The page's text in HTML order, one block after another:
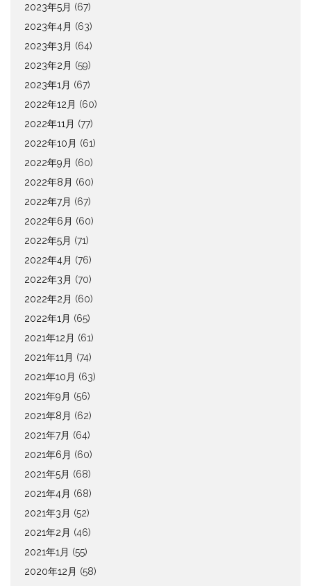
2023年5月 (67)
2023年4月 (63)
2023年3月 (64)
2023年2月 (59)
2023年1月 (67)
2022年12月 (60)
2022年11月 (77)
2022年10月 (61)
2022年9月 (60)
2022年8月 (60)
2022年7月 (67)
2022年6月 (60)
2022年5月 (71)
2022年4月 (76)
2022年3月 (70)
2022年2月 (60)
2022年1月 (65)
2021年12月 (61)
2021年11月 (74)
2021年10月 (63)
2021年9月 (56)
2021年8月 (62)
2021年7月 (64)
2021年6月 (60)
2021年5月 (68)
2021年4月 (68)
2021年3月 (52)
2021年2月 (46)
2021年1月 (55)
2020年12月 (58)